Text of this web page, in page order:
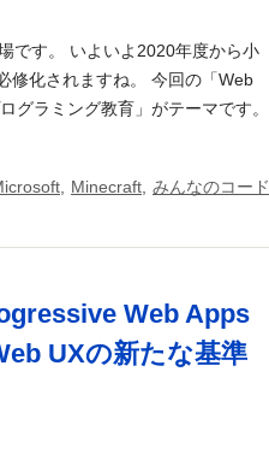
です。 いよいよ2020年度から小
修化されますね。 今回の「Web
グラミング教育」がテーマです。
Minecraft みんなのコード
Web Apps
UXの新たな基準